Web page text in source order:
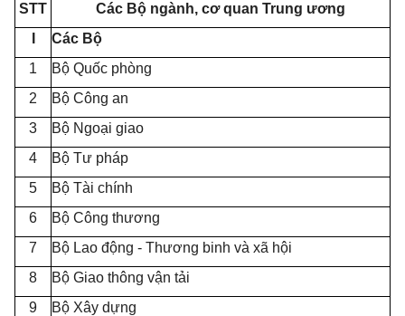
STT
Các Bộ ngành, cơ quan Trung ương
Các Bộ
1
Bộ Quốc phòng
2
Bộ Công an
3
Bộ Ngoại giao
4
Bộ Tư pháp
5
Bộ Tài chính
6
Bộ Công thương
7
Bộ Lao động - Thương binh và xã hội
8
Bộ Giao thông vận tải
9
Bộ Xây dựng